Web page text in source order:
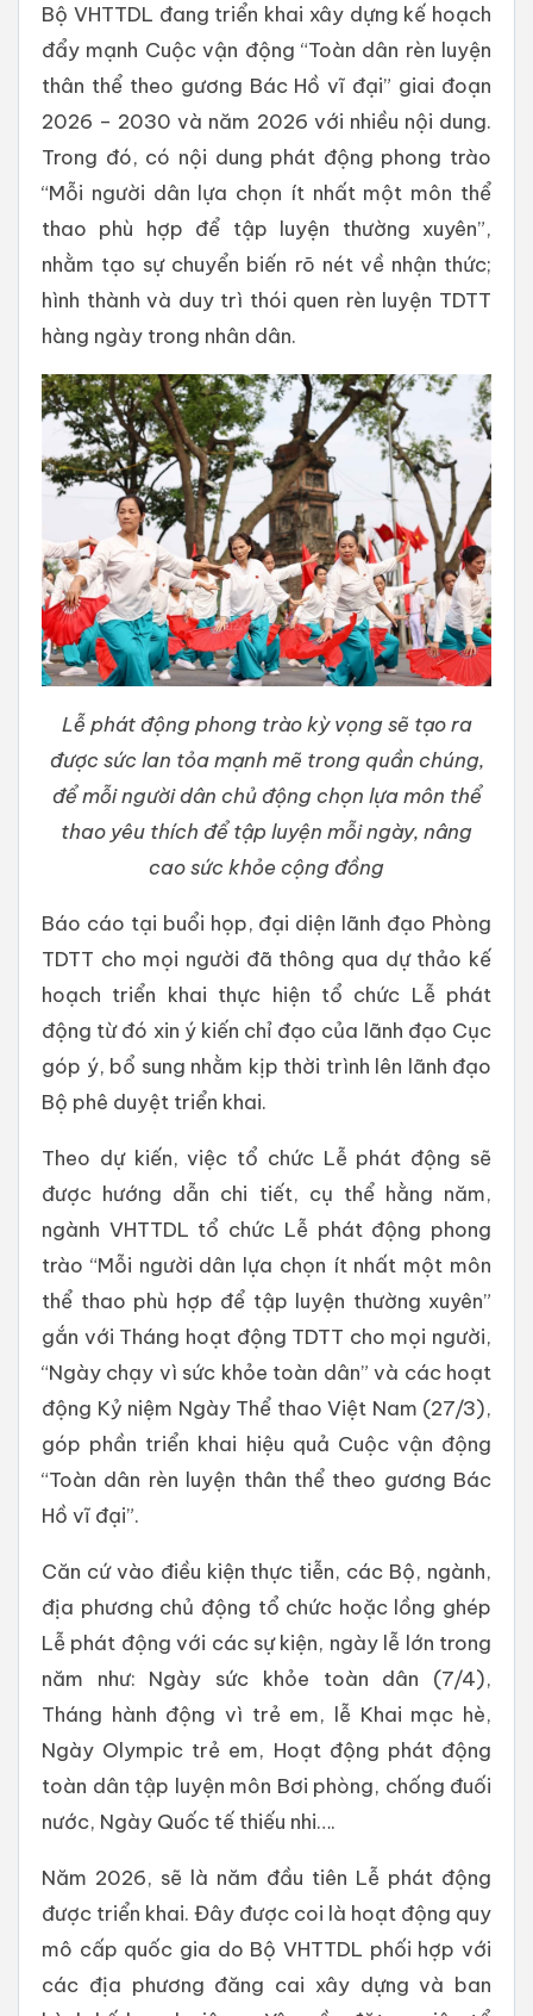
Bộ VHTTDL đang triển khai xây dựng kế hoạch
đẩy mạnh Cuộc vận động “Toàn dân rèn luyện
thân thể theo gương Bác Hồ vĩ đại” giai đoạn
2026 – 2030 và năm 2026 với nhiều nội dung.
Trong đó, có nội dung phát động phong trào
“Mỗi người dân lựa chọn ít nhất một môn thể
thao phù hợp để tập luyện thường xuyên”,
nhằm tạo sự chuyển biến rõ nét về nhận thức;
hình thành và duy trì thói quen rèn luyện TDTT
hàng ngày trong nhân dân.
Lễ phát động phong trào kỳ vọng sẽ tạo ra
được sức lan tỏa mạnh mẽ trong quần chúng,
để mỗi người dân chủ động chọn lựa môn thể
thao yêu thích để tập luyện mỗi ngày, nâng
cao sức khỏe cộng đồng
Báo cáo tại buổi họp, đại diện lãnh đạo Phòng
TDTT cho mọi người đã thông qua dự thảo kế
hoạch triển khai thực hiện tổ chức Lễ phát
động từ đó xin ý kiến chỉ đạo của lãnh đạo Cục
góp ý, bổ sung nhằm kịp thời trình lên lãnh đạo
Bộ phê duyệt triển khai.
Theo dự kiến, việc tổ chức Lễ phát động sẽ
được hướng dẫn chi tiết, cụ thể hằng năm,
ngành VHTTDL tổ chức Lễ phát động phong
trào “Mỗi người dân lựa chọn ít nhất một môn
thể thao phù hợp để tập luyện thường xuyên”
gắn với Tháng hoạt động TDTT cho mọi người,
“Ngày chạy vì sức khỏe toàn dân” và các hoạt
động Kỷ niệm Ngày Thể thao Việt Nam (27/3),
góp phần triển khai hiệu quả Cuộc vận động
“Toàn dân rèn luyện thân thể theo gương Bác
Hồ vĩ đại”.
Căn cứ vào điều kiện thực tiễn, các Bộ, ngành,
địa phương chủ động tổ chức hoặc lồng ghép
Lễ phát động với các sự kiện, ngày lễ lớn trong
năm như: Ngày sức khỏe toàn dân (7/4),
Tháng hành động vì trẻ em, lễ Khai mạc hè,
Ngày Olympic trẻ em, Hoạt động phát động
toàn dân tập luyện môn Bơi phòng, chống đuối
nước, Ngày Quốc tế thiếu nhi….
Năm 2026, sẽ là năm đầu tiên Lễ phát động
được triển khai. Đây được coi là hoạt động quy
mô cấp quốc gia do Bộ VHTTDL phối hợp với
các địa phương đăng cai xây dựng và ban